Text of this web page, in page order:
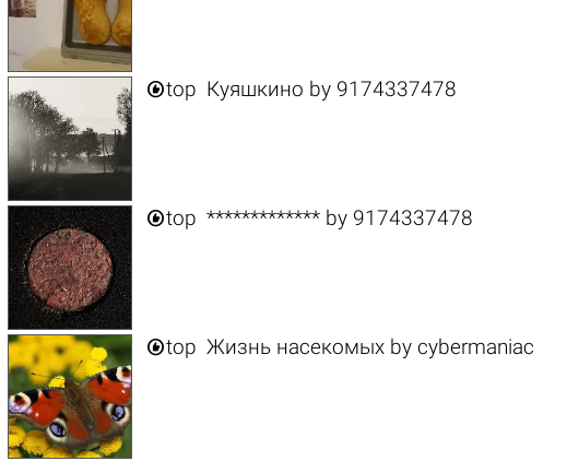
top Куяшкино by 9174337478
top ************* by 9174337478
top Жизнь насекомых bycybermaniac